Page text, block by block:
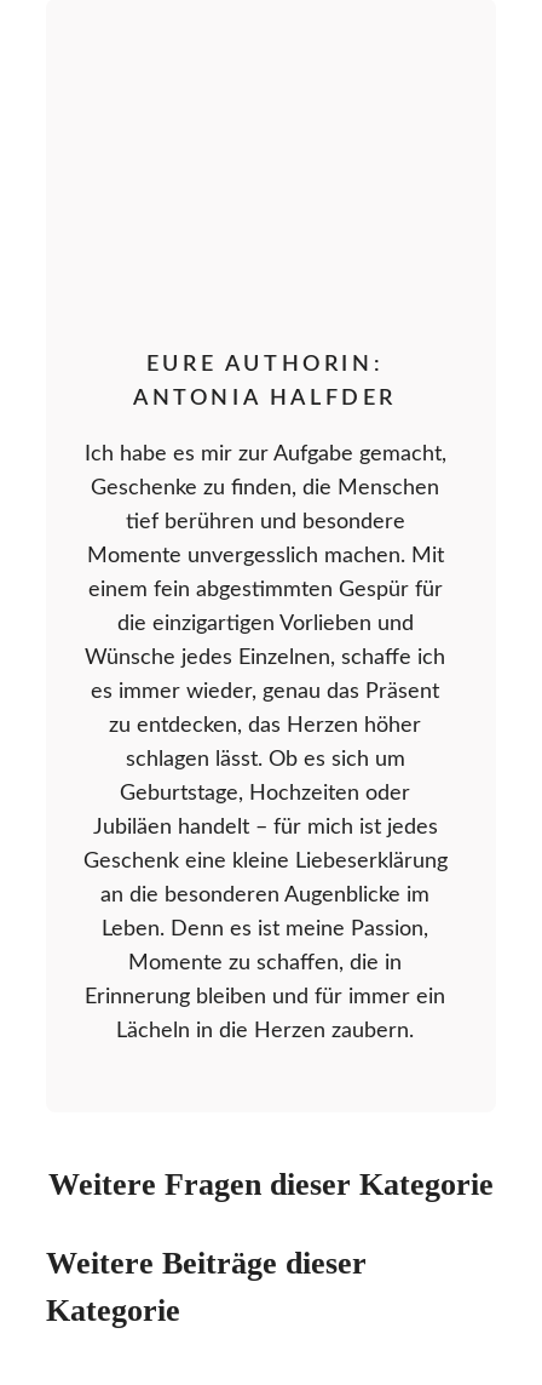
EURE AUTHORIN:
ANTONIA HALFDER
Ich habe es mir zur Aufgabe gemacht,
Geschenke zu finden, die Menschen
tief berühren und besondere
Momente unvergesslich machen. Mit
einem fein abgestimmten Gespür für
die einzigartigen Vorlieben und
Wünsche jedes Einzelnen, schaffe ich
es immer wieder, genau das Präsent
zu entdecken, das Herzen höher
schlagen lässt. Ob es sich um
Geburtstage, Hochzeiten oder
Jubiläen handelt – für mich ist jedes
Geschenk eine kleine Liebeserklärung
an die besonderen Augenblicke im
Leben. Denn es ist meine Passion,
Momente zu schaffen, die in
Erinnerung bleiben und für immer ein
Lächeln in die Herzen zaubern.
Weitere Fragen dieser Kategorie
Weitere Beiträge dieser
Kategorie